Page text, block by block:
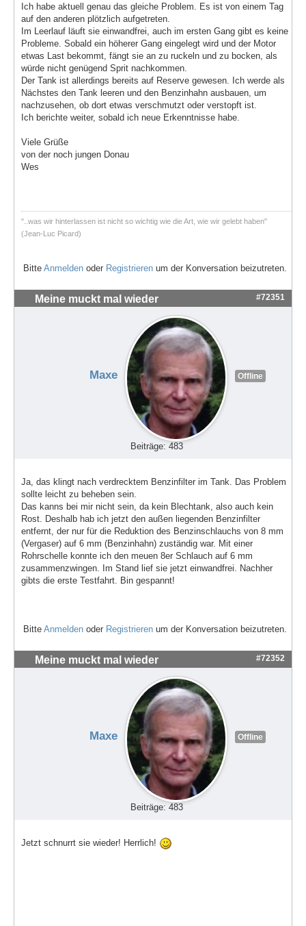
Ich habe aktuell genau das gleiche Problem. Es ist von einem Tag
auf den anderen plötzlich aufgetreten.
Im Leerlauf läuft sie einwandfrei, auch im ersten Gang gibt es keine
Probleme. Sobald ein höherer Gang eingelegt wird und der Motor
etwas Last bekommt, fängt sie an zu ruckeln und zu bocken, als
würde nicht genügend Sprit nachkommen.
Der Tank ist allerdings bereits auf Reserve gewesen. Ich werde als
Nächstes den Tank leeren und den Benzinhahn ausbauen, um
nachzusehen, ob dort etwas verschmutzt oder verstopft ist.
Ich berichte weiter, sobald ich neue Erkenntnisse habe.
Viele Grüße
von der noch jungen Donau
Wes
"..was wir hinterlassen ist nicht so wichtig wie die Art, wie wir gelebt haben"
(Jean-Luc Picard)
Bitte Anmelden oder Registrieren um der Konversation beizutreten.
Meine muckt mal wieder #72351
Maxe Offline
Beiträge: 483
Ja, das klingt nach verdrecktem Benzinfilter im Tank. Das Problem
sollte leicht zu beheben sein.
Das kanns bei mir nicht sein, da kein Blechtank, also auch kein
Rost. Deshalb hab ich jetzt den außen liegenden Benzinfilter
entfernt, der nur für die Reduktion des Benzinschlauchs von 8 mm
(Vergaser) auf 6 mm (Benzinhahn) zuständig war. Mit einer
Rohrschelle konnte ich den meuen 8er Schlauch auf 6 mm
zusammenzwingen. Im Stand lief sie jetzt einwandfrei. Nachher
gibts die erste Testfahrt. Bin gespannt!
Bitte Anmelden oder Registrieren um der Konversation beizutreten.
Meine muckt mal wieder #72352
Maxe Offline
Beiträge: 483
Jetzt schnurrt sie wieder! Herrlich!